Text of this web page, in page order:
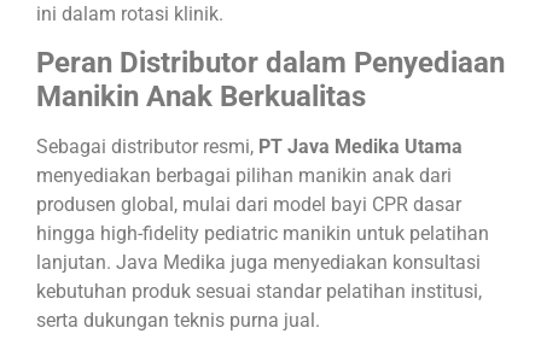
ini dalam rotasi klinik.
Peran Distributor dalam Penyediaan
Manikin Anak Berkualitas
Sebagai distributor resmi, PT Java Medika Utama
menyediakan berbagai pilihan manikin anak dari
produsen global, mulai dari model bayi CPR dasar
hingga high-fidelity pediatric manikin untuk pelatihan
lanjutan. Java Medika juga menyediakan konsultasi
kebutuhan produk sesuai standar pelatihan institusi,
serta dukungan teknis purna jual.